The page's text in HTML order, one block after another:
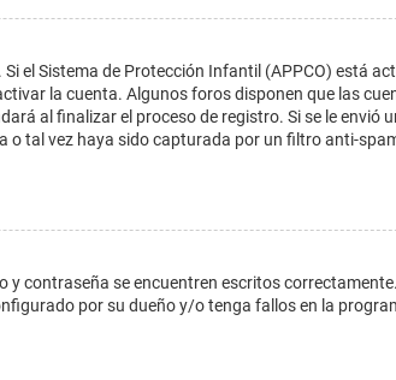
el Sistema de Protección Infantil (APPCO) está
la cuenta. Algunos foros disponen que las
al finalizar el proceso de registro. Si se le envió
tal vez haya sido capturada por un filtro anti-
contraseña se encuentren escritos
por su dueño y/o tenga fallos en la